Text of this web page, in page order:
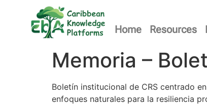
Home Resources
Memoria –
Boletín institucional de CRS centrado
enfoques naturales para la resiliencia